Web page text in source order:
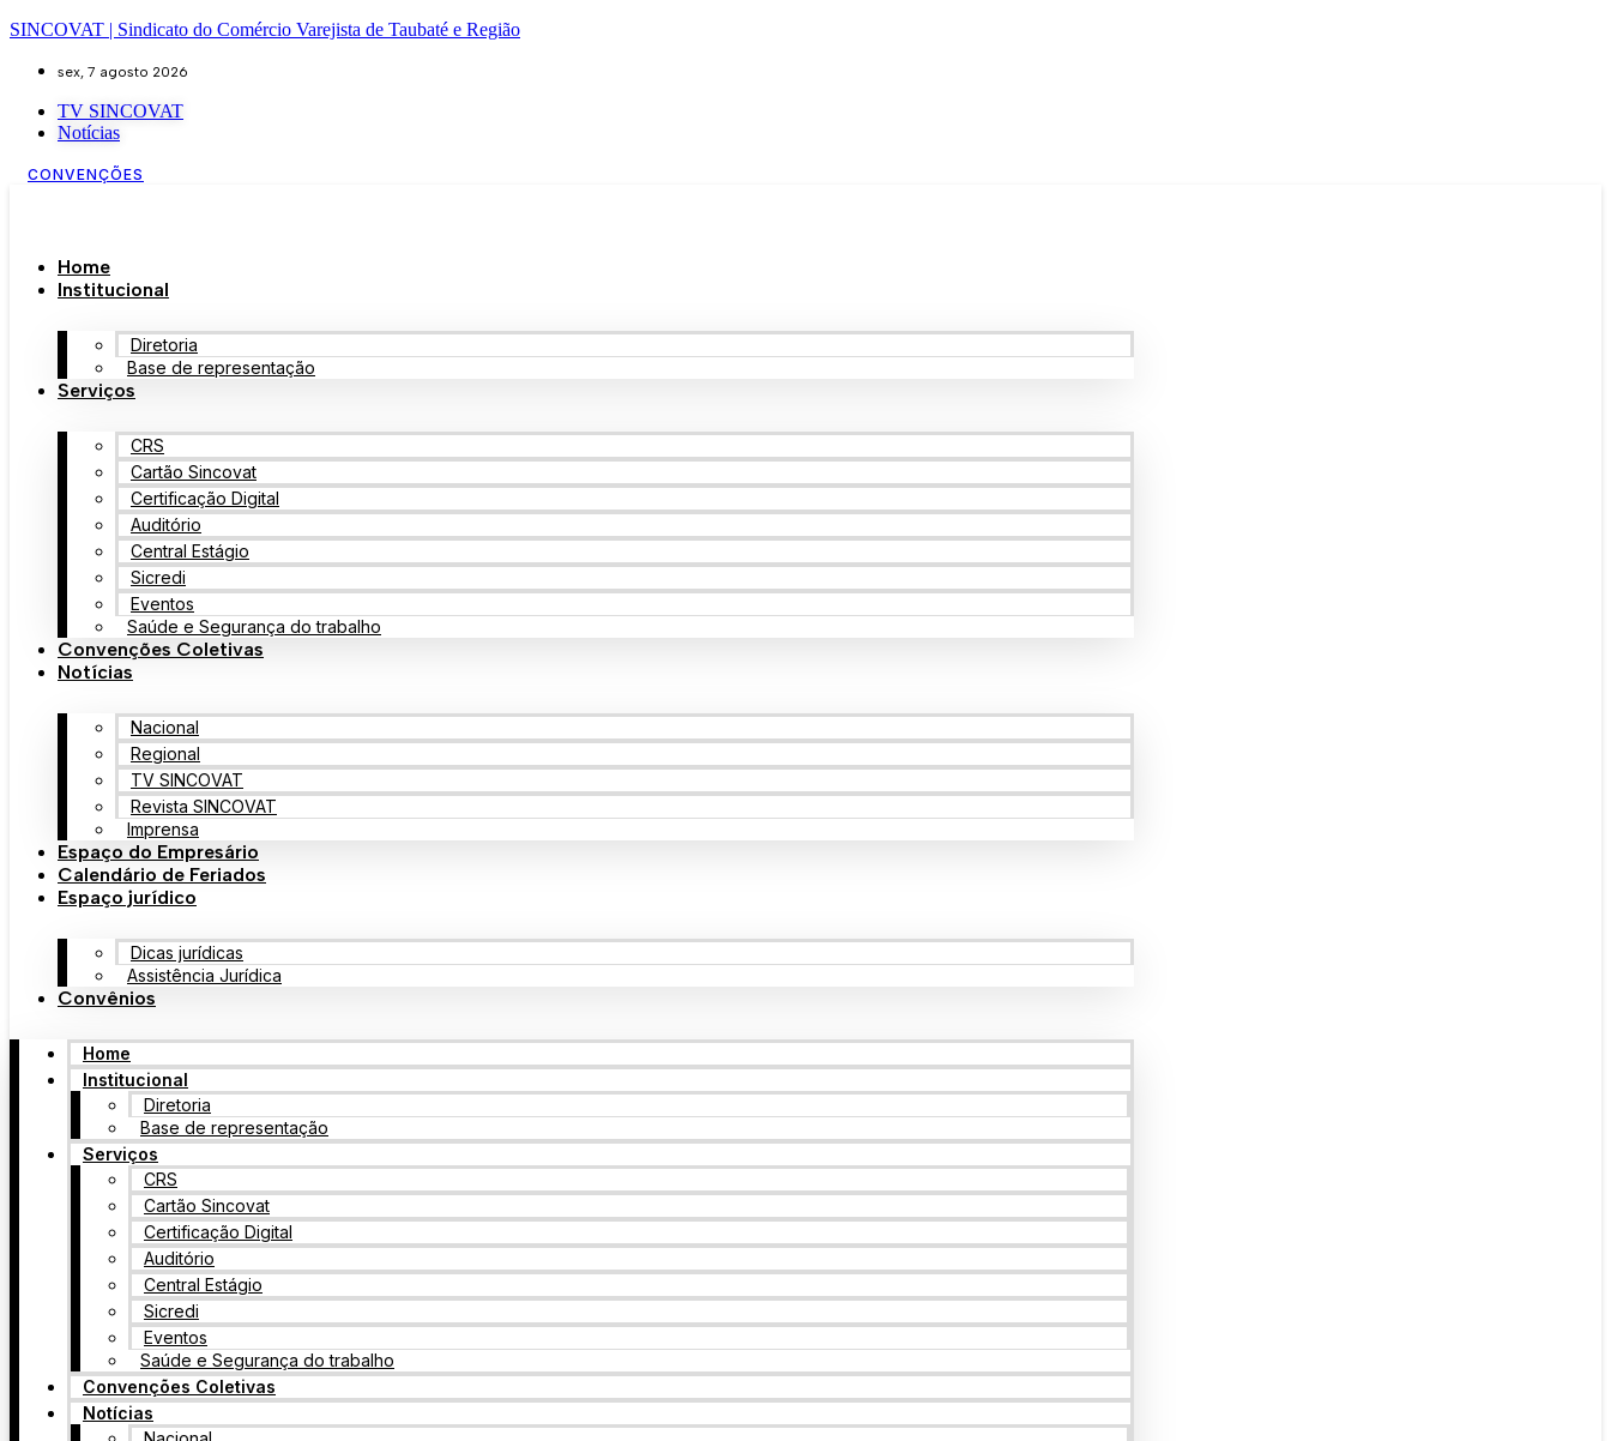
SINCOVAT | Sindicato do Comércio Varejista de Taubaté e Região
sex, 7 agosto 2026
TV SINCOVAT
Notícias
CONVENÇÕES
Home
Institucional
Diretoria
Base de representação
Serviços
CRS
Cartão Sincovat
Certificação Digital
Auditório
Central Estágio
Sicredi
Eventos
Saúde e Segurança do trabalho
Convenções Coletivas
Notícias
Nacional
Regional
TV SINCOVAT
Revista SINCOVAT
Imprensa
Espaço do Empresário
Calendário de Feriados
Espaço jurídico
Dicas jurídicas
Assistência Jurídica
Convênios
Home
Institucional
Diretoria
Base de representação
Serviços
CRS
Cartão Sincovat
Certificação Digital
Auditório
Central Estágio
Sicredi
Eventos
Saúde e Segurança do trabalho
Convenções Coletivas
Notícias